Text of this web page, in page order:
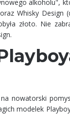
alkoholu",
Whisky
złoto. Nie
nowatorski
modelek